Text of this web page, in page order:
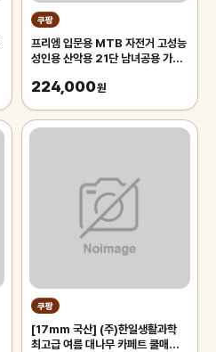
쿠팡
프리엠 입문용 MTB 자전거 고성능
성인용 산악용 21단 남녀공용 가성
175cm, 그레이 오렌지/21단/26
224,000원
쿠팡
[17mm 국산] (주)한일생활과학
최고급 여름 대나무 카페트 쿨매트